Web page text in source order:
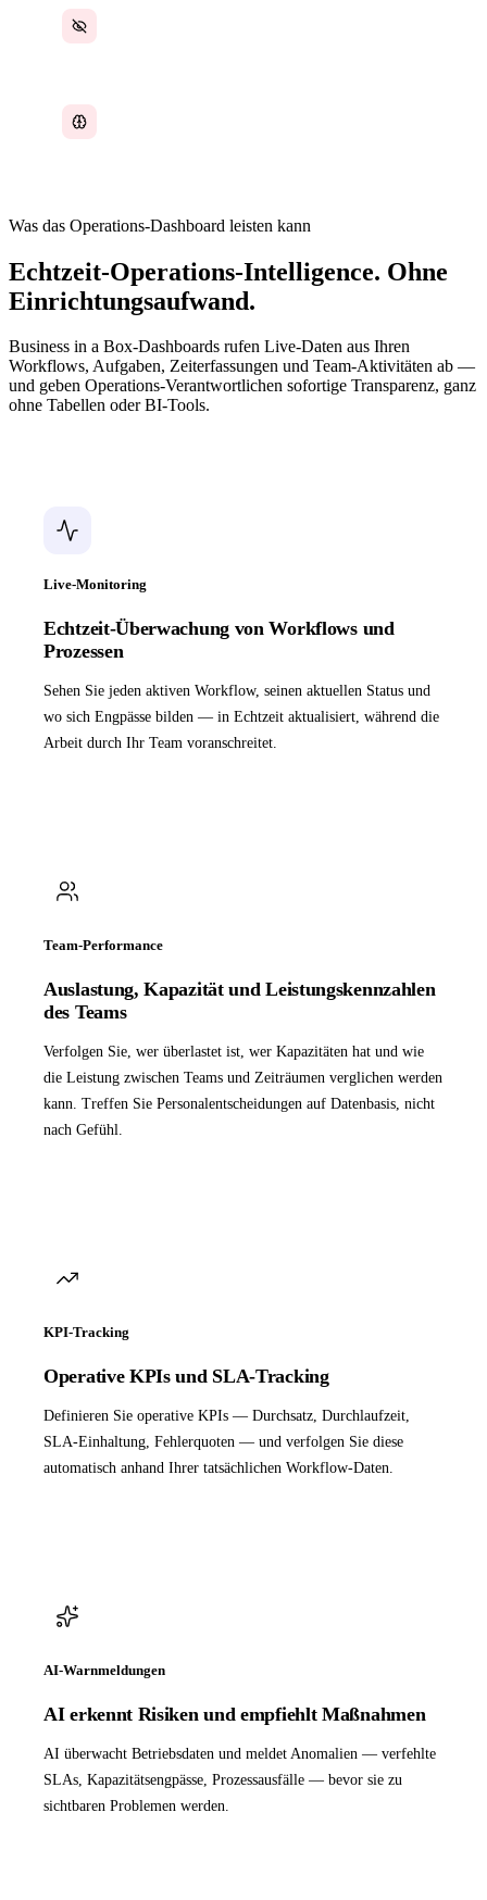
Was das Operations-Dashboard leisten kann
Echtzeit-Operations-Intelligence. Ohne
Einrichtungsaufwand.
Business in a Box-Dashboards rufen Live-Daten aus Ihren
Workflows, Aufgaben, Zeiterfassungen und Team-Aktivitäten ab —
und geben Operations-Verantwortlichen sofortige Transparenz, ganz
ohne Tabellen oder BI-Tools.
Live-Monitoring
Echtzeit-Überwachung von Workflows und
Prozessen
Sehen Sie jeden aktiven Workflow, seinen aktuellen Status und
wo sich Engpässe bilden — in Echtzeit aktualisiert, während die
Arbeit durch Ihr Team voranschreitet.
Team-Performance
Auslastung, Kapazität und Leistungskennzahlen
des Teams
Verfolgen Sie, wer überlastet ist, wer Kapazitäten hat und wie
die Leistung zwischen Teams und Zeiträumen verglichen werden
kann. Treffen Sie Personalentscheidungen auf Datenbasis, nicht
nach Gefühl.
KPI-Tracking
Operative KPIs und SLA-Tracking
Definieren Sie operative KPIs — Durchsatz, Durchlaufzeit,
SLA-Einhaltung, Fehlerquoten — und verfolgen Sie diese
automatisch anhand Ihrer tatsächlichen Workflow-Daten.
AI-Warnmeldungen
AI erkennt Risiken und empfiehlt Maßnahmen
AI überwacht Betriebsdaten und meldet Anomalien — verfehlte
SLAs, Kapazitätsengpässe, Prozessausfälle — bevor sie zu
sichtbaren Problemen werden.